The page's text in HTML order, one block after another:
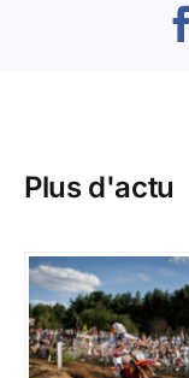
Plus d'actu